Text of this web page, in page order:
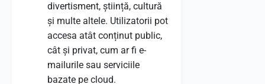
divertisment, știință, cultură
și multe altele. Utilizatorii pot
accesa atât conținut public,
cât și privat, cum ar fi e-
mailurile sau serviciile
bazate pe cloud.